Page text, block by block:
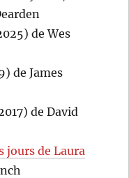
de Wes
de James
de David
jours de Laura